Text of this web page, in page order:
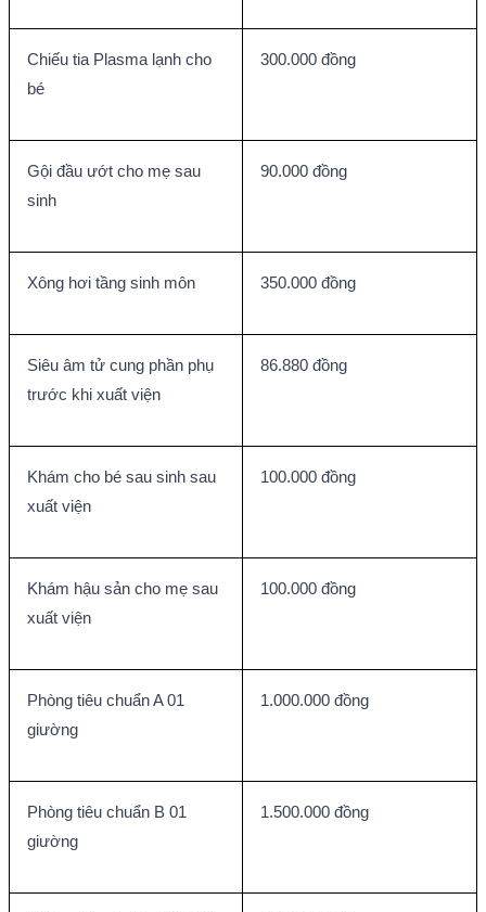
Chiếu tia Plasma lạnh cho
bé
300.000 đồng
Gội đầu ướt cho mẹ sau
sinh
90.000 đồng
Xông hơi tầng sinh môn 350.000 đồng
Siêu âm tử cung phần phụ
trước khi xuất viện
86.880 đồng
Khám cho bé sau sinh sau
xuất viện
100.000 đồng
Khám hậu sản cho mẹ sau
xuất viện
100.000 đồng
Phòng tiêu chuẩn A 01
giường
1.000.000 đồng
Phòng tiêu chuẩn B 01
giường
1.500.000 đồng